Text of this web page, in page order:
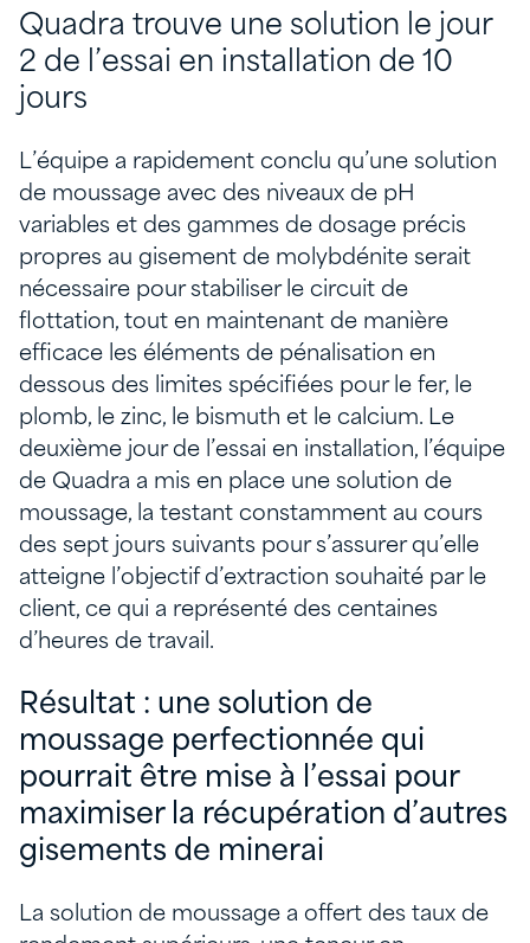
Quadra trouve une solution le jour
2 de l’essai en installation de 10
jours
L’équipe a rapidement conclu qu’une solution
de moussage avec des niveaux de pH
variables et des gammes de dosage précis
propres au gisement de molybdénite serait
nécessaire pour stabiliser le circuit de
flottation, tout en maintenant de manière
efficace les éléments de pénalisation en
dessous des limites spécifiées pour le fer, le
plomb, le zinc, le bismuth et le calcium. Le
deuxième jour de l’essai en installation, l’équipe
de Quadra a mis en place une solution de
moussage, la testant constamment au cours
des sept jours suivants pour s’assurer qu’elle
atteigne l’objectif d’extraction souhaité par le
client, ce qui a représenté des centaines
d’heures de travail.
Résultat : une solution de
moussage perfectionnée qui
pourrait être mise à l’essai pour
maximiser la récupération d’autres
gisements de minerai
La solution de moussage a offert des taux de